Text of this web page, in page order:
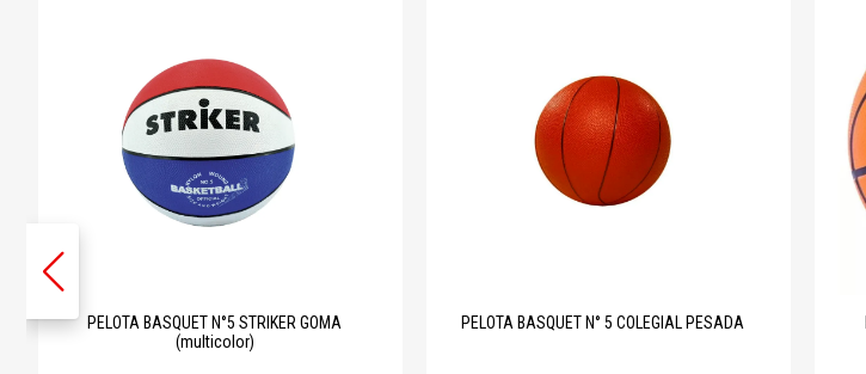
PELOTA BASQUET N°5 STRIKER GOMA
(multicolor)
PELOTA BASQUET N° 5 COLEGIAL PESADA